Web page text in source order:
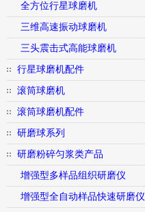
全方位行星球磨机
三维高速振动球磨机
三头震击式高能球磨机
行星球磨机配件
滚筒球磨机
滚筒球磨机配件
研磨球系列
研磨粉碎匀浆类产品
增强型多样品组织研磨仪
增强型全自动样品快速研磨仪